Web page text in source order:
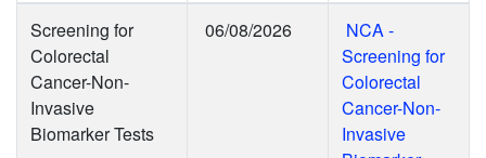
Screening for
Colorectal
Cancer-Non-
Invasive
Biomarker Tests
06/08/2026
NCA -
Screening for
Colorectal
Cancer-Non-
Invasive